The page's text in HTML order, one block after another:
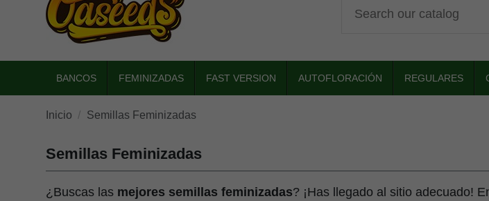
BANCOS FEMINIZADAS FAST VERSION AUTOFLORACIÓN REGULARES
Inicio Semillas Feminizadas
Semillas Feminizadas
¿Buscas las mejores semillas feminizadas? ¡Has llegado al sitio adecuado!